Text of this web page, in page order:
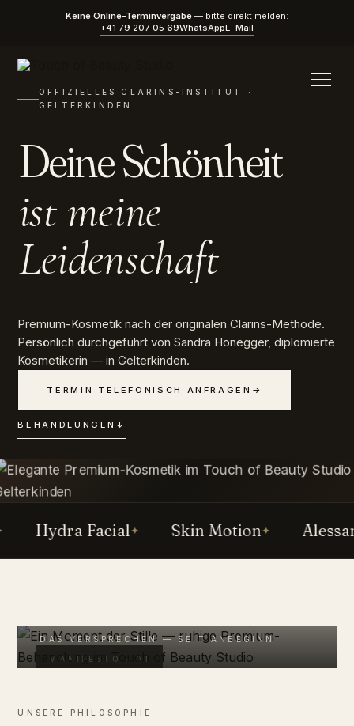
Keine Online-Terminvergabe — bitte direkt melden:
+41 79 207 05 69WhatsAppE-Mail
OFFIZIELLES CLARINS-INSTITUT ·
GELTERKINDEN
Deine Schönheit
ist meine
Leidenschaft
Premium-Kosmetik nach der originalen Clarins-Methode.
Persönlich durchgeführt von Sandra Honegger, diplomierte
Kosmetikerin — in Gelterkinden.
TERMIN TELEFONISCH ANFRAGEN →
BEHANDLUNGEN ↓
Hydra Facial Skin Motion
MANIFESTO · 01
DAS VERSPRECHEN — SEIT ANBEGINN
UNSERE PHILOSOPHIE